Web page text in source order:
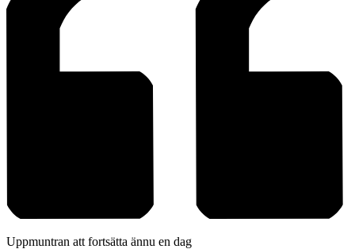
Uppmuntran att fortsätta ännu en dag